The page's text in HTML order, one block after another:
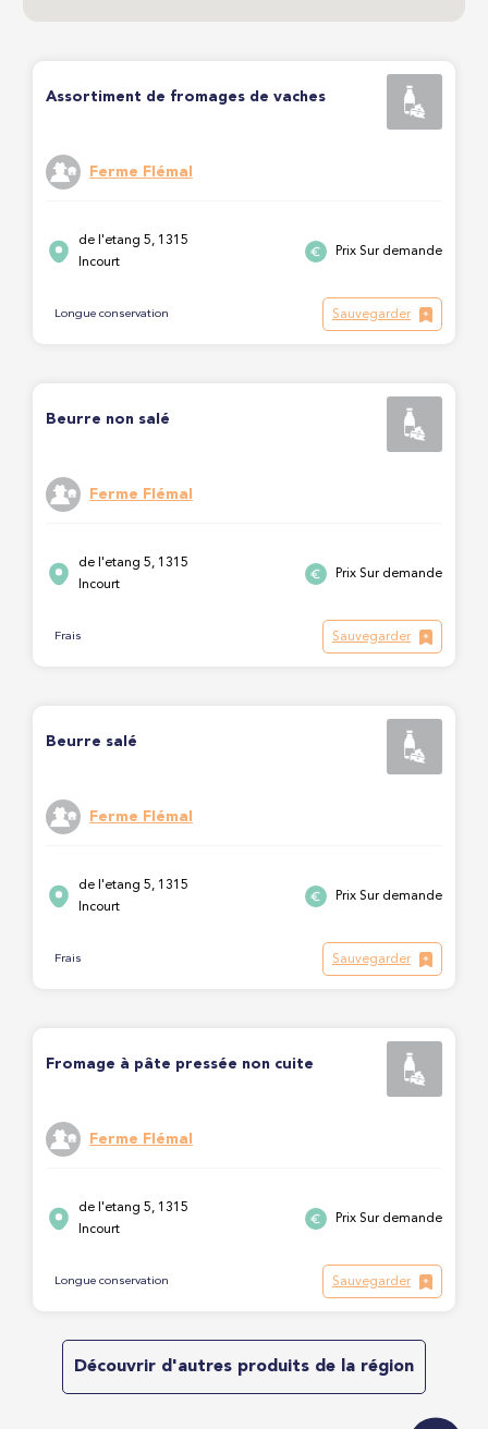
Assortiment de fromages de vaches
Ferme Flémal
de l'etang 5, 1315
Incourt
Prix Sur demande
Longue conservation Sauvegarder
Beurre non salé
Ferme Flémal
de l'etang 5, 1315
Incourt
Prix Sur demande
Frais Sauvegarder
Beurre salé
Ferme Flémal
de l'etang 5, 1315
Incourt
Prix Sur demande
Frais Sauvegarder
Fromage à pâte pressée non cuite
Ferme Flémal
de l'etang 5, 1315
Incourt
Prix Sur demande
Longue conservation Sauvegarder
Découvrir d'autres produits de la région